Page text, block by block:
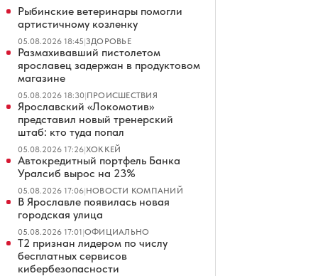
Рыбинские ветеринары помогли
артистичному козленку
05.08.2026 18:45|ЗДОРОВЬЕ
Размахивавший пистолетом
ярославец задержан в продуктовом
магазине
05.08.2026 18:30|ПРОИСШЕСТВИЯ
Ярославский «Локомотив»
представил новый тренерский
штаб: кто туда попал
05.08.2026 17:26|ХОККЕЙ
Автокредитный портфель Банка
Уралсиб вырос на 23%
05.08.2026 17:06|НОВОСТИ КОМПАНИЙ
В Ярославле появилась новая
городская улица
05.08.2026 17:01|ОФИЦИАЛЬНО
Т2 признан лидером по числу
бесплатных сервисов
кибербезопасности